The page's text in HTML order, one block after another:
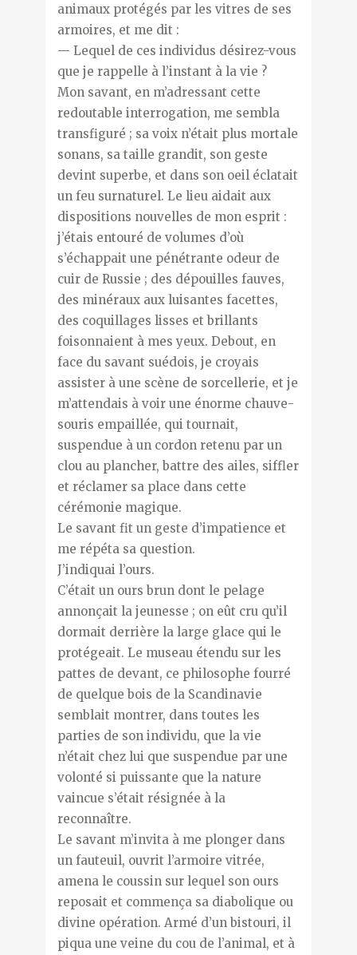
animaux protégés par les vitres de ses
armoires, et me dit :
— Lequel de ces individus désirez-vous
que je rappelle à l’instant à la vie ?
Mon savant, en m’adressant cette
redoutable interrogation, me sembla
transfiguré ; sa voix n’était plus mortale
sonans, sa taille grandit, son geste
devint superbe, et dans son oeil éclatait
un feu surnaturel. Le lieu aidait aux
dispositions nouvelles de mon esprit :
j’étais entouré de volumes d’où
s’échappait une pénétrante odeur de
cuir de Russie ; des dépouilles fauves,
des minéraux aux luisantes facettes,
des coquillages lisses et brillants
foisonnaient à mes yeux. Debout, en
face du savant suédois, je croyais
assister à une scène de sorcellerie, et je
m’attendais à voir une énorme chauve-
souris empaillée, qui tournait,
suspendue à un cordon retenu par un
clou au plancher, battre des ailes, siffler
et réclamer sa place dans cette
cérémonie magique.
Le savant fit un geste d’impatience et
me répéta sa question.
J’indiquai l’ours.
C’était un ours brun dont le pelage
annonçait la jeunesse ; on eût cru qu’il
dormait derrière la large glace qui le
protégeait. Le museau étendu sur les
pattes de devant, ce philosophe fourré
de quelque bois de la Scandinavie
semblait montrer, dans toutes les
parties de son individu, que la vie
n’était chez lui que suspendue par une
volonté si puissante que la nature
vaincue s’était résignée à la
reconnaître.
Le savant m’invita à me plonger dans
un fauteuil, ouvrit l’armoire vitrée,
amena le coussin sur lequel son ours
reposait et commença sa diabolique ou
divine opération. Armé d’un bistouri, il
piqua une veine du cou de l’animal, et à